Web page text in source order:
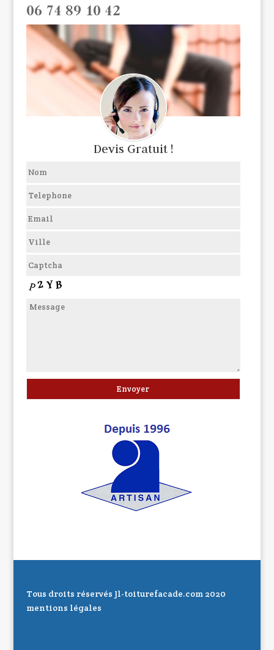
06 74 89 10 42
Devis Gratuit !
Tous droits réservés Jl-toiturefacade.com 2020
mentions légales